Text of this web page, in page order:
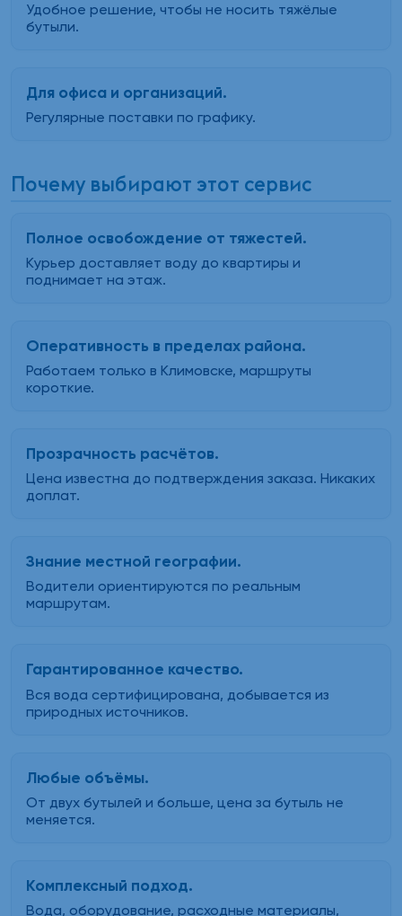
Удобное решение, чтобы не носить тяжёлые
бутыли.
Для офиса и организаций.
Регулярные поставки по графику.
Почему выбирают этот сервис
Полное освобождение от тяжестей.
Курьер доставляет воду до квартиры и
поднимает на этаж.
Оперативность в пределах района.
Работаем только в Климовске, маршруты
короткие.
Прозрачность расчётов.
Цена известна до подтверждения заказа. Никаких
доплат.
Знание местной географии.
Водители ориентируются по реальным
маршрутам.
Гарантированное качество.
Вся вода сертифицирована, добывается из
природных источников.
Любые объёмы.
От двух бутылей и больше, цена за бутыль не
меняется.
Комплексный подход.
Вода, оборудование, расходные материалы,